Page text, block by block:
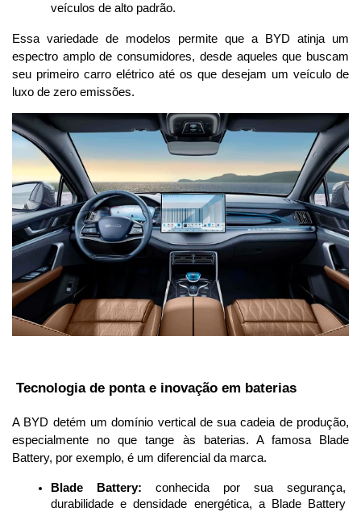
veículos de alto padrão.
Essa variedade de modelos permite que a BYD atinja um
espectro amplo de consumidores, desde aqueles que buscam
seu primeiro carro elétrico até os que desejam um veículo de
luxo de zero emissões.
Tecnologia de ponta e inovação em baterias
A BYD detém um domínio vertical de sua cadeia de produção,
especialmente no que tange às baterias. A famosa Blade
Battery, por exemplo, é um diferencial da marca.
Blade Battery: conhecida por sua segurança,
durabilidade e densidade energética, a Blade Battery